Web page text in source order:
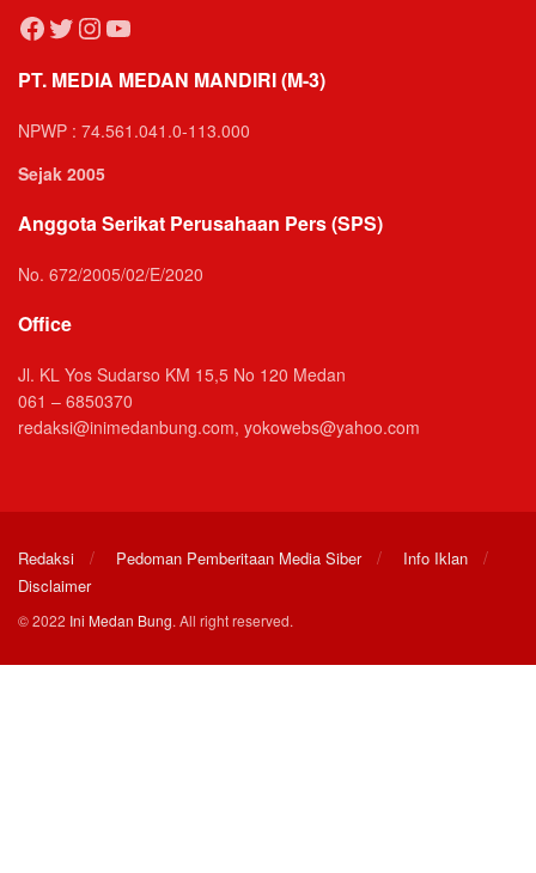
Facebook
Twitter
Instagram
YouTube
PT. MEDIA MEDAN MANDIRI (M-3)
NPWP : 74.561.041.0-113.000
Sejak 2005
Anggota Serikat Perusahaan Pers (SPS)
No. 672/2005/02/E/2020
Office
Jl. KL Yos Sudarso KM 15,5 No 120 Medan
061 – 6850370
redaksi@inimedanbung.com, yokowebs@yahoo.com
Redaksi Pedoman Pemberitaan Media Siber
Info Iklan
Disclaimer
© 2022 Ini Medan Bung. All right reserved.